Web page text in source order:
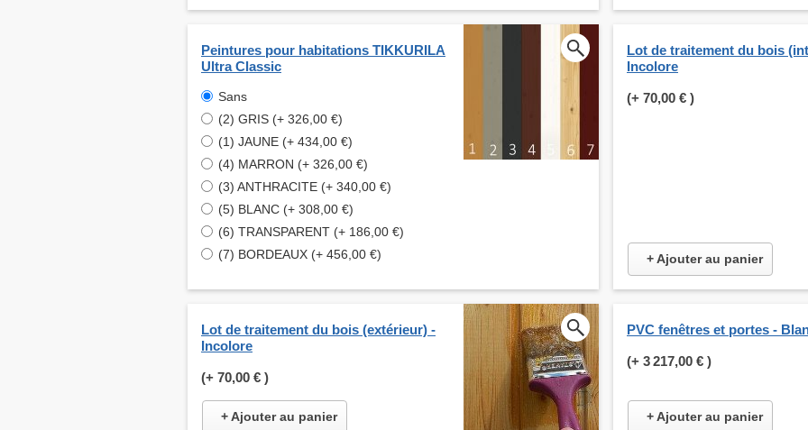
Peintures pour habitations TIKKURILA
Ultra Classic
Sans
(2) GRIS (+ 326,00 €)
(1) JAUNE (+ 434,00 €)
(4) MARRON (+ 326,00 €)
(3) ANTHRACITE (+ 340,00 €)
(5) BLANC (+ 308,00 €)
(6) TRANSPARENT (+ 186,00 €)
(7) BORDEAUX (+ 456,00 €)
Lot de traitement du bois
Incolore
(+ 70,00 € )
+ Ajouter au panier
Lot de traitement du bois (extérieur) -
Incolore
(+ 70,00 € )
+ Ajouter au panier
PVC fenêtres et portes -
(+ 3 217,00 € )
+ Ajouter au panier